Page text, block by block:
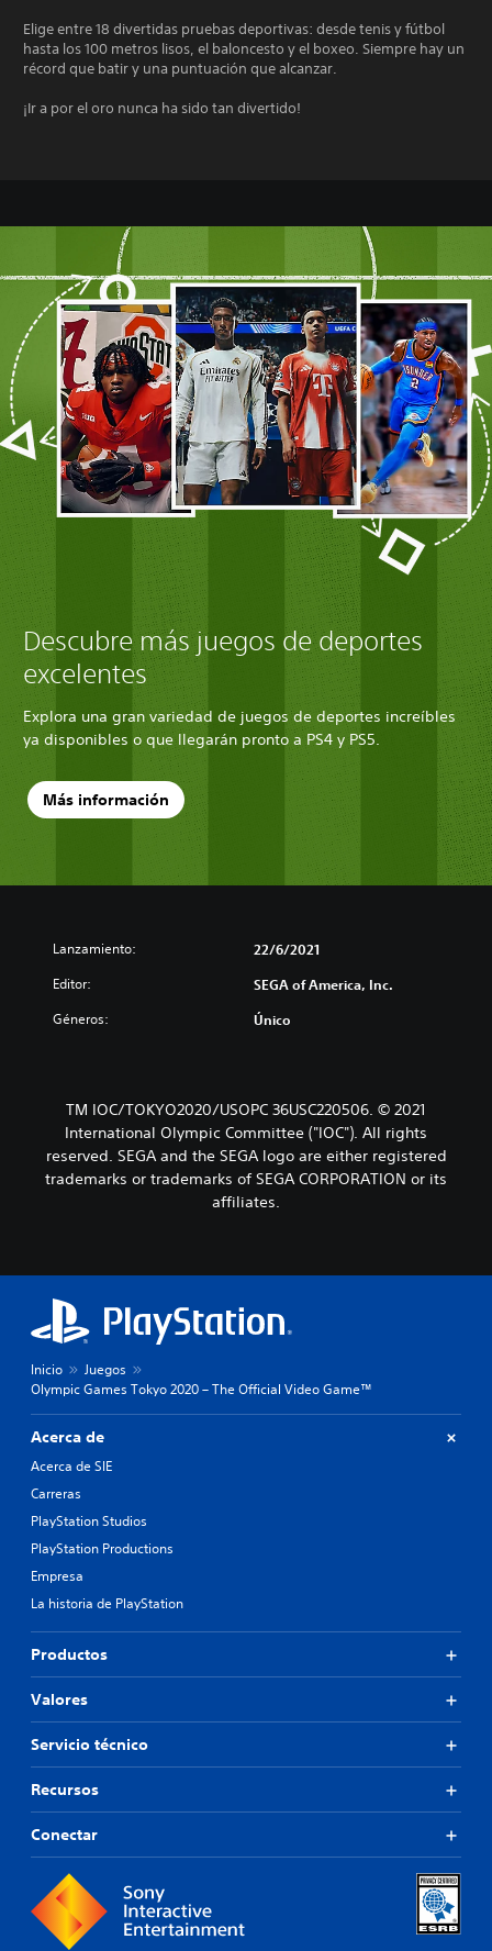
Elige entre 18 divertidas pruebas deportivas: desde tenis y fútbol
hasta los 100 metros lisos, el baloncesto y el boxeo. Siempre hay un
récord que batir y una puntuación que alcanzar.
¡Ir a por el oro nunca ha sido tan divertido!
Descubre más juegos de deportes
excelentes
Explora una gran variedad de juegos de deportes increíbles
ya disponibles o que llegarán pronto a PS4 y PS5.
Más información
Lanzamiento: 22/6/2021
Editor: SEGA of America, Inc.
Géneros: Único
TM IOC/TOKYO2020/USOPC 36USC220506. © 2021
International Olympic Committee ("IOC"). All rights
reserved. SEGA and the SEGA logo are either registered
trademarks or trademarks of SEGA CORPORATION or its
affiliates.
Inicio
Juegos
Olympic Games Tokyo 2020 – The Official Video Game™
Acerca de
Acerca de SIE
Carreras
PlayStation Studios
PlayStation Productions
Empresa
La historia de PlayStation
Productos
Valores
Servicio técnico
Recursos
Conectar